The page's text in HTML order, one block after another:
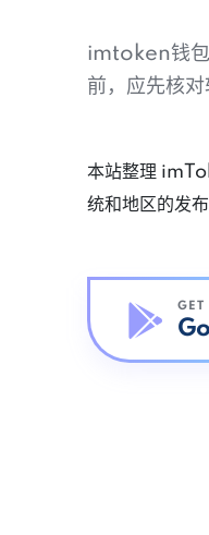
imtoken钱包
前，应先核对
本站整理
统和地区的发
GET